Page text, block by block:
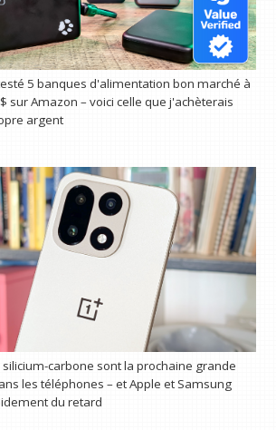
5 banques d'alimentation bon marché à
sur Amazon – voici celle que j'achèterais
argent
carbone sont la prochaine grande
les téléphones – et Apple et Samsung
du retard